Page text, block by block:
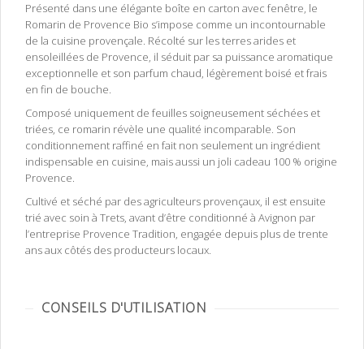
Présenté dans une élégante boîte en carton avec fenêtre, le
Romarin de Provence Bio s’impose comme un incontournable
de la cuisine provençale. Récolté sur les terres arides et
ensoleillées de Provence, il séduit par sa puissance aromatique
exceptionnelle et son parfum chaud, légèrement boisé et frais
en fin de bouche.
Composé uniquement de feuilles soigneusement séchées et
triées, ce romarin révèle une qualité incomparable. Son
conditionnement raffiné en fait non seulement un ingrédient
indispensable en cuisine, mais aussi un joli cadeau 100 % origine
Provence.
Cultivé et séché par des agriculteurs provençaux, il est ensuite
trié avec soin à Trets, avant d’être conditionné à Avignon par
l’entreprise Provence Tradition, engagée depuis plus de trente
ans aux côtés des producteurs locaux.
CONSEILS D'UTILISATION